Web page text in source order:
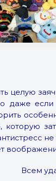
целую
даже если
Всем